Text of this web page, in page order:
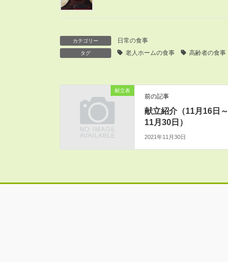
カテゴリー 日常の食事
タグ 老人ホームの食事 高齢者の食事
献立表
前の記事
献立紹介（11月16日～
11月30日）
2021年11月30日